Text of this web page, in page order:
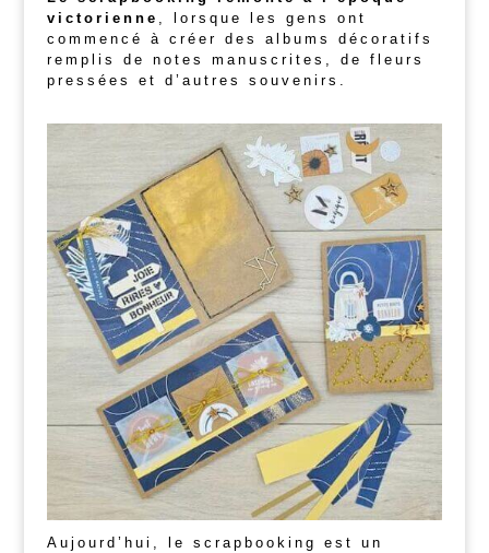
victorienne , lorsque les gens ont
commencé à créer des albums décoratifs
remplis de notes manuscrites, de fleurs
pressées et d’autres souvenirs.
Aujourd’hui, le scrapbooking est un